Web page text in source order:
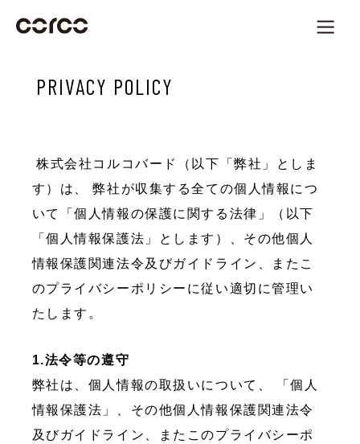
PRIVACY POLICY
株式会社コルコバード（以下「弊社」としま
す）は、 弊社が収集する全ての個人情報につ
いて「個人情報の保護に関する法律」（以下
「個人情報保護法」とします）、その他個人
情報保護関連法令及びガイドライン、またこ
のプライバシーポリシーに従い適切に管理い
たします。
1.法令等の遵守
弊社は、個人情報の取扱いについて、 「個人
情報保護法」、その他個人情報保護関連法令
及びガイドライン、またこのプライバシーポ